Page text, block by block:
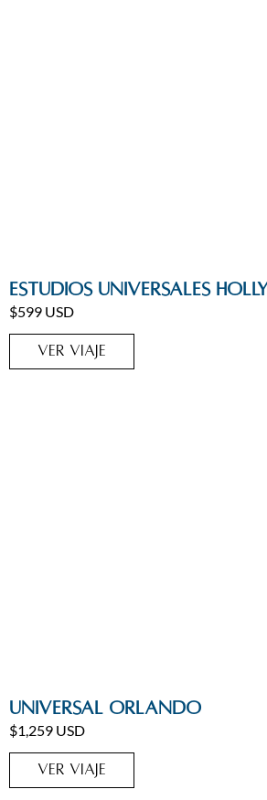
Estudios Universales
$599 USD
VER VIAJE
Estados Unidos
Universal Orlando
$1,259 USD
VER VIAJE
Estados Unidos,Orlando